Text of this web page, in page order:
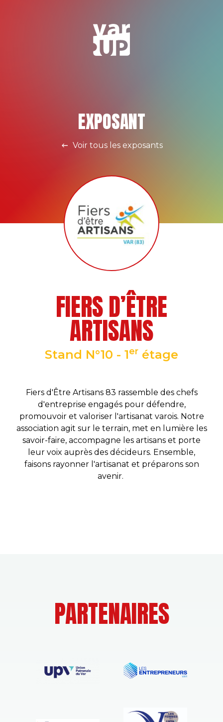
EXPOSANT
Voir tous les exposants
FIERS D’ÊTRE
ARTISANS
Stand N°10 - 1er étage
Fiers d'Être Artisans 83 rassemble des chefs
d'entreprise engagés pour défendre,
promouvoir et valoriser l'artisanat varois. Notre
association agit sur le terrain, met en lumière les
savoir-faire, accompagne les artisans et porte
leur voix auprès des décideurs. Ensemble,
faisons rayonner l'artisanat et préparons son
avenir.
PARTENAIRES